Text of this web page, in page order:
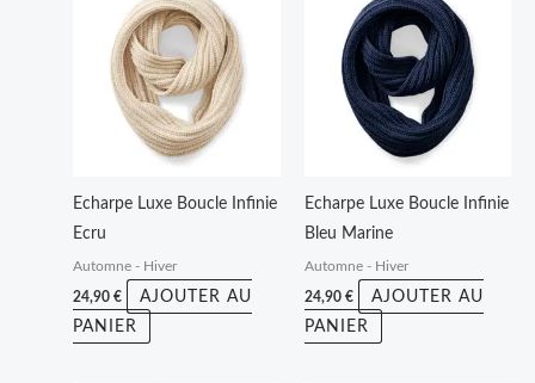
Echarpe Luxe Boucle Infinie
Ecru
Automne - Hiver
24,90€
AJOUTER AU
PANIER
Echarpe Luxe Boucle Infinie
Bleu Marine
Automne - Hiver
24,90 €
AJOUTER AU
PANIER